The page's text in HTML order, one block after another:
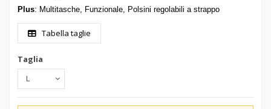
Plus: Multitasche, Funzionale, Polsini regolabili a strappo
Tabella taglie
Taglia